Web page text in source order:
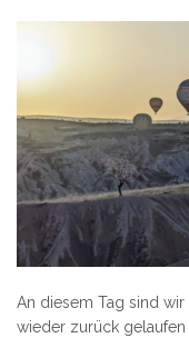
An diesem Tag sind
wieder zurück gelaufen